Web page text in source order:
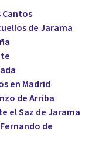
Cantos
de Jarama
en Madrid
de Arriba
el Saz de Jarama
de